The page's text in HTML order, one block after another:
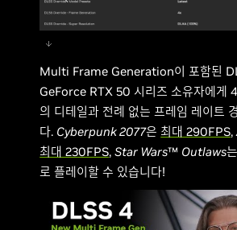
Multi Frame Generation이 포함된
GeForce RTX 50 시리즈 소유자에게
의 디테일과 전례 없는 프레임 레이트
다. Cyberpunk 2077은 최대 290FPS,
최대 230FPS,Star Wars™ Outlaws는
로 플레이할 수 있습니다!